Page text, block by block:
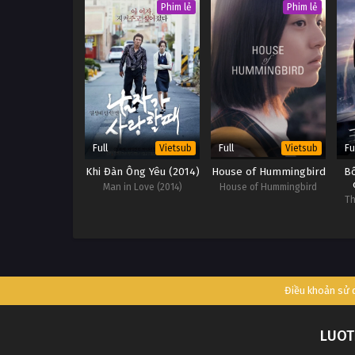
Phim lẻ
Full Vietsub
Khi Đàn Ông Yêu (2014)
Man in Love (2014)
Phim lẻ
Full Vietsub
House of Hummingbird
House of Hummingbird
Điều khoản sử